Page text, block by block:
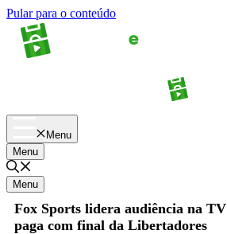
Pular para o conteúdo
Menu
Menu
Menu
Fox Sports lidera audiência na TV
paga com final da Libertadores